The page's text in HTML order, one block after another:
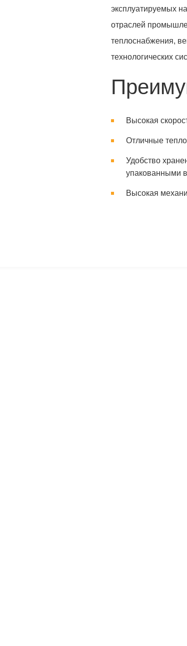
эксплуатируемых
отраслей
теплоснабжения,
технологических
Высокая
Отличные
Удобство
упакованными
Высокая